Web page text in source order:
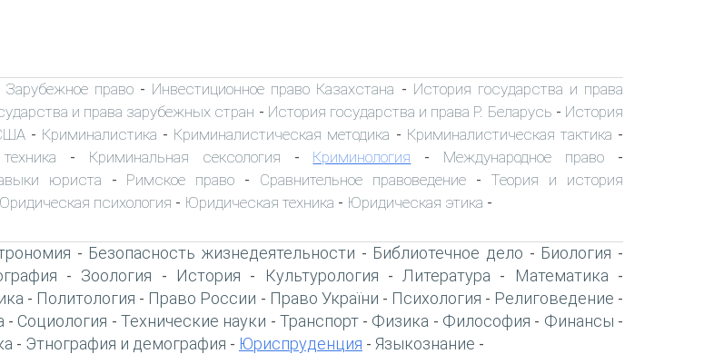
Зарубежное право- Инвестиционное право Казахстана - История государства и права
и права зарубежных стран - История государства и права Р. Беларусь - История
- Криминалистика - Криминалистическая методика - Криминалистическая тактика -
- Криминальная сексология - Криминология - Международное право -
юриста - Римское право - Сравнительное правоведение- Теория и история
психология - Юридическая техника - Юридическая этика -
- Безопасность жизнедеятельности - Библиотечное дело - Биология -
- Зоология - История - Культурология - Литература - Математика -
- Политология - Право России - Право України - Психология - Религоведение -
- Социология - Технические науки - Транспорт- Физика - Философия - Финансы -
- Этнография и демография - Юриспруденция - Языкознание -